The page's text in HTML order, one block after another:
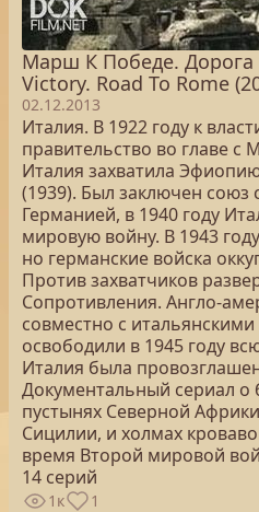
Марш К Победе.
Victory. Road To Rome
02.12.2013
Италия. В 1922 году к
правительство во главе с
Италия захватила
(1939). Был заключен союз
Германией, в 1940 году
мировую войну. В 1943
но германские войска
Против захватчиков
Сопротивления. Англо-
совместно с
освободили в 1945 году
Италия была
Документальный сериал о
пустынях Северной
Сицилии, и холмах
время Второй мировой
14 серий
1к 1